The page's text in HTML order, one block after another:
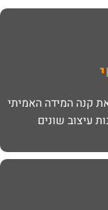
קנה המידה האמיתי
עיצוב שונים